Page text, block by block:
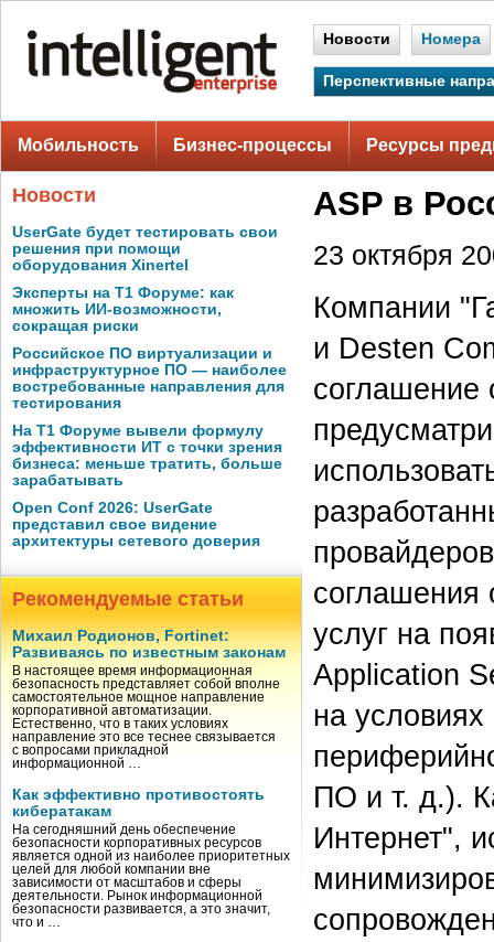
Новости Номера
Перспективные
Мобильность Бизнес-процессы Ресурсы
Новости
UserGate будет тестировать свои
решения при помощи
оборудования Xinertel
Эксперты на Т1 Форуме: как
множить ИИ-возможности,
сокращая риски
Российское ПО виртуализации и
инфраструктурное ПО — наиболее
востребованные направления для
тестирования
На Т1 Форуме вывели формулу
эффективности ИТ с точки зрения
бизнеса: меньше тратить, больше
зарабатывать
Open Conf 2026: UserGate
представил свое видение
архитектуры сетевого доверия
Рекомендуемые статьи
Михаил Родионов, Fortinet:
Развиваясь по известным законам
В настоящее время информационная
безопасность представляет собой вполне
самостоятельное мощное направление
корпоративной автоматизации.
Естественно, что в таких условиях
направление это все теснее связывается
с вопросами прикладной
информационной …
Как эффективно противостоять
кибератакам
На сегодняшний день обеспечение
безопасности корпоративных ресурсов
является одной из наиболее приоритетных
целей для любой компании вне
зависимости от масштабов и сферы
деятельности. Рынок информационной
безопасности развивается, а это значит,
что и …
ASP в
23 октября
Компании
и Desten
соглашение
соглашения
услуг на
Application
на
ПО и т. д.).
Интернет",